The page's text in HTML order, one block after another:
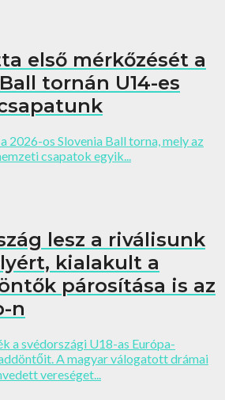
első mérkőzését a
tornán U14-es
2026-os Slovenia Ball torna, mely az
csapatok egyik...
lesz a riválisunk
kialakult a
párosítása is az
n
a svédországi U18-as Európa-
A magyar válogatott drámai
vereséget...